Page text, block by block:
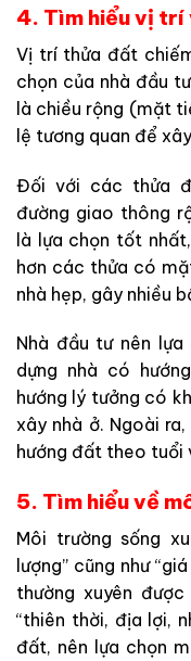
4. Tìm hiểu vị
Vị trí thửa đất
chọn của nhà đầu
là chiều rộng (mặt
lệ tương quan để
Đối với các thửa
đường giao thông
là lựa chọn tốt
hơn các thửa có
nhà hẹp, gây nhiều
Nhà đầu tư nên
dựng nhà có
hướng lý tưởng có
xây nhà ở. Ngoài
hướng đất theo tuổi
5. Tìm hiểu về
Môi trường sống
lượng” cũng như
thường xuyên
“thiên thời, địa lợi,
đất, nên lựa chọn